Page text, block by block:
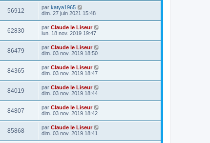
56912 par katya1965
dim. 27 juin 2021 15:48
62830 par Claude le Liseur
lun. 18 nov. 2019 19:47
86479 par Claude le Liseur
dim. 03 nov. 2019 18:50
84365 par Claude le Liseur
dim. 03 nov. 2019 18:47
84019 par Claude le Liseur
dim. 03 nov. 2019 18:44
84807 par Claude le Liseur
dim. 03 nov. 2019 18:42
85868 par Claude le Liseur
dim. 03 nov. 2019 18:41